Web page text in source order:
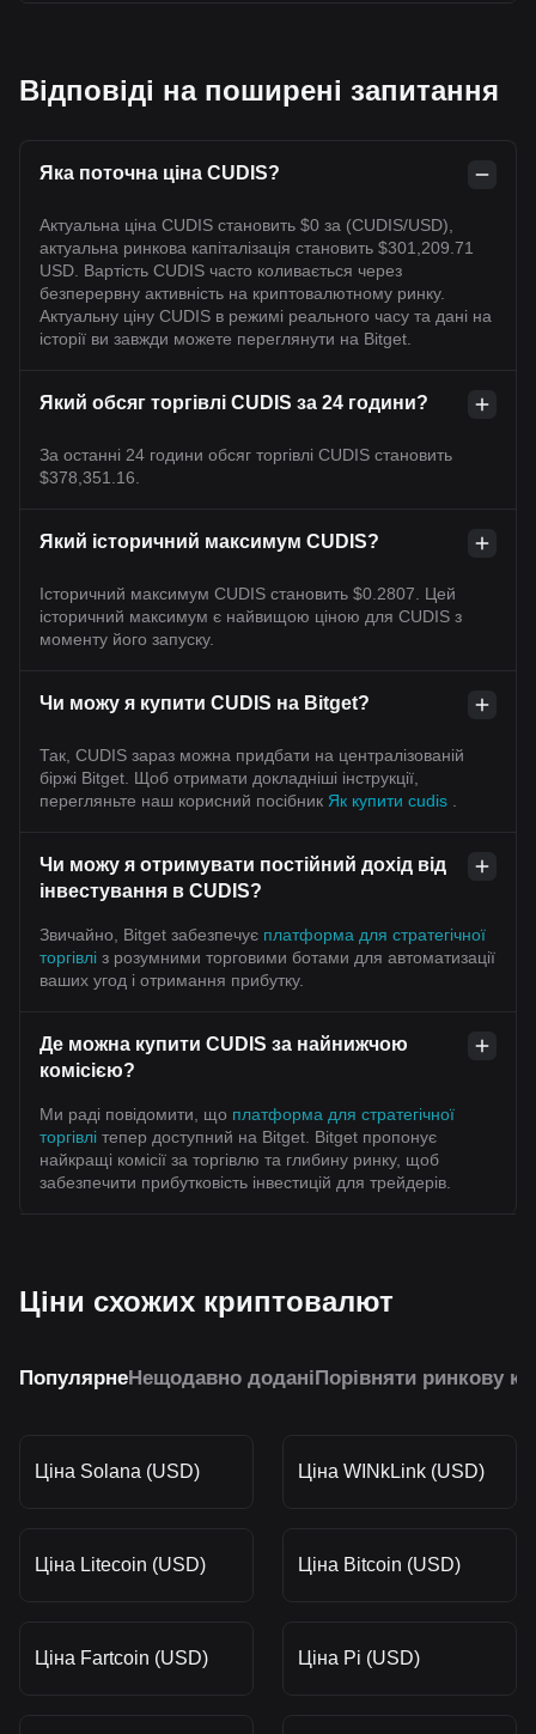
Відповіді на поширені запитання
Яка поточна ціна CUDIS?
Актуальна ціна CUDIS становить $0 за (CUDIS/USD),
актуальна ринкова капіталізація становить $301,209.71
USD. Вартість CUDIS часто коливається через
безперервну активність на криптовалютному ринку.
Актуальну ціну CUDIS в режимі реального часу та дані на
історії ви завжди можете переглянути на Bitget.
Який обсяг торгівлі CUDIS за 24 години?
За останні 24 години обсяг торгівлі CUDIS становить
$378,351.16.
Який історичний максимум CUDIS?
Історичний максимум CUDIS становить $0.2807. Цей
історичний максимум є найвищою ціною для CUDIS з
моменту його запуску.
Чи можу я купити CUDIS на Bitget?
Так, CUDIS зараз можна придбати на централізованій
біржі Bitget. Щоб отримати докладніші інструкції,
перегляньте наш корисний посібник Як купити cudis
Чи можу я отримувати постійний дохід від
інвестування в CUDIS?
Звичайно, Bitget забезпечує платформа для стратегічної
торгівлі з розумними торговими ботами для автоматизації
ваших угод і отримання прибутку.
Де можна купити CUDIS за найнижчою
комісією?
Ми раді повідомити, що платформа для стратегічної
торгівлі тепер доступний на Bitget. Bitget пропонує
найкращі комісії за торгівлю та глибину ринку, щоб
забезпечити прибутковість інвестицій для трейдерів.
Ціни схожих криптовалют
ПопулярнеНещодавно доданіПорівняти ринкову
Ціна Solana (USD) Ціна WINkLink (USD)
Ціна Litecoin (USD) Ціна Bitcoin (USD)
Ціна Fartcoin (USD) Ціна Pi (USD)